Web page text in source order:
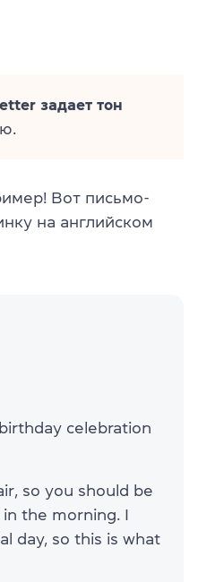
задает тон
Вот письмо-
на английском
celebration
so you should be
the morning. I
day, so this is what